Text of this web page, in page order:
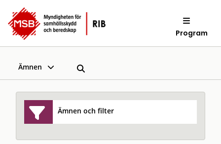
Program
Ämnen
Ämnen och filter